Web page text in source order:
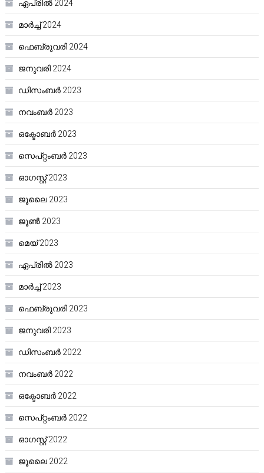
ഏപ്രിൽ 2024
മാർച്ച്‌ 2024
ഫെബ്രുവരി 2024
ജനുവരി 2024
ഡിസംബർ 2023
നവംബർ 2023
ഒക്ടോബർ 2023
സെപ്റ്റംബർ 2023
ഓഗസ്റ്റ്‌ 2023
ജൂലൈ 2023
ജൂൺ 2023
മെയ്‌ 2023
ഏപ്രിൽ 2023
മാർച്ച്‌ 2023
ഫെബ്രുവരി 2023
ജനുവരി 2023
ഡിസംബർ 2022
നവംബർ 2022
ഒക്ടോബർ 2022
സെപ്റ്റംബർ 2022
ഓഗസ്റ്റ്‌ 2022
ജൂലൈ 2022